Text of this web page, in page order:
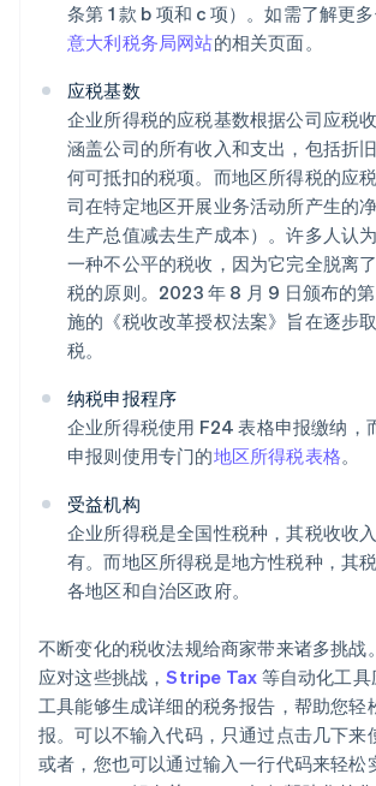
条第 1 款 b 项和 c 项）。如需了解更
意大利税务局网站的相关页面。
应税基数
企业所得税的应税基数根据公司应税
涵盖公司的所有收入和支出，包括折
何可抵扣的税项。而地区所得税的应
司在特定地区开展业务活动所产生的
生产总值减去生产成本）。许多人认
一种不公平的税收，因为它完全脱离
税的原则。2023 年 8 月 9 日颁布的第
施的《税收改革授权法案》旨在逐步
税。
纳税申报程序
企业所得税使用 F24 表格申报缴纳，
申报则使用专门的地区所得税表格。
受益机构
企业所得税是全国性税种，其税收收
有。而地区所得税是地方性税种，其
各地区和自治区政府。
不断变化的税收法规给商家带来诸多挑战
应对这些挑战，Stripe Tax 等自动化工
工具能够生成详细的税务报告，帮助您轻
报。可以不输入代码，只通过点击几下来
或者，您也可以通过输入一行代码来轻松
阿联酋
English
English
爱沙尼亚
English
奥地利
DeutschEnglish
澳大利亚